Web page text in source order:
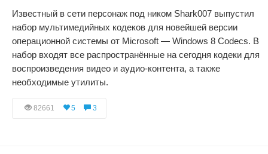
Известный в сети персонаж под ником Shark007 выпустил
набор мультимедийных кодеков для новейшей версии
операционной системы от Microsoft — Windows 8 Codecs. В
набор входят все распространённые на сегодня кодеки для
воспроизведения видео и аудио-контента, а также
необходимые утилиты.
82661 5 3